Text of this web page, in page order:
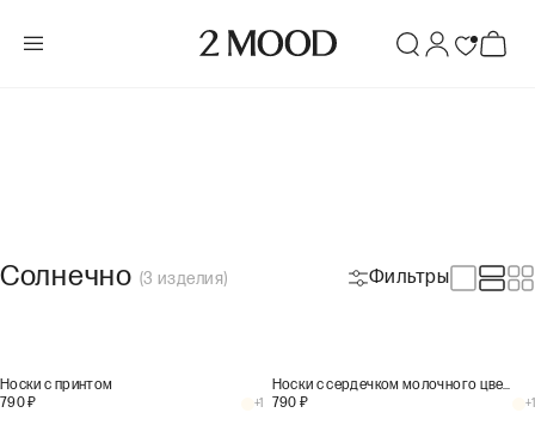
Солнечно (3 изделия) Фильтры
Носки с принтом
790₽ +1
Носки с сердечком молочного цвета
790 ₽ +1